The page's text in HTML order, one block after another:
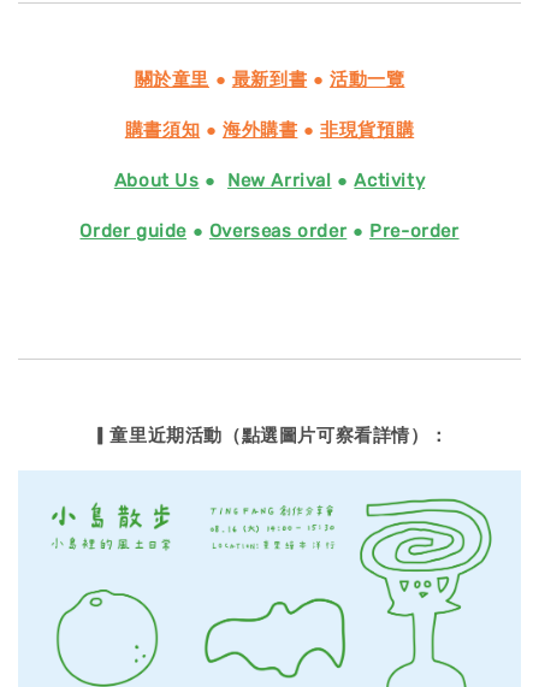
關於童里 ● 最新到書 ●活動一覽
購書須知 ● 海外購書 ●非現貨預購
About Us ● New Arrival ●Activity
Order guide ● Overseas order● Pre-order
▎童里近期活動（點選圖片可察看詳情）：